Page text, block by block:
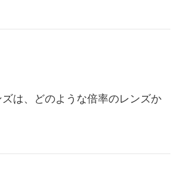
は、どのような倍率のレンズか